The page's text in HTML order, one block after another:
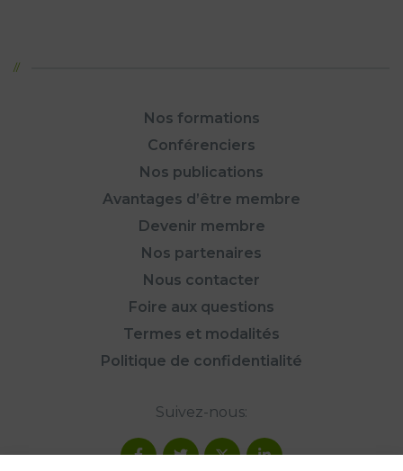
Nos formations
Conférenciers
Nos publications
Avantages d’être membre
Devenir membre
Nos partenaires
Nous contacter
Foire aux questions
Termes et modalités
Politique de confidentialité
Suivez-nous: